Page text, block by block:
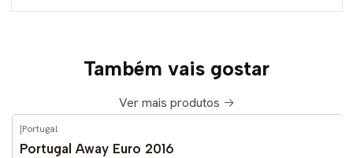
Também vais gostar
Ver mais produtos
-59% DESCONTO
|Portugal
Portugal Away Euro 2016